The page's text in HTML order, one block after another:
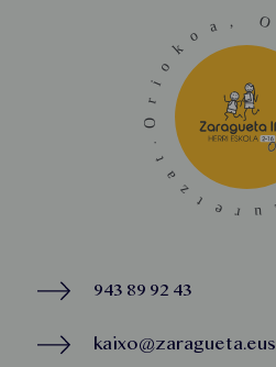
943 89 92 43
kaixo@zaragueta.eus